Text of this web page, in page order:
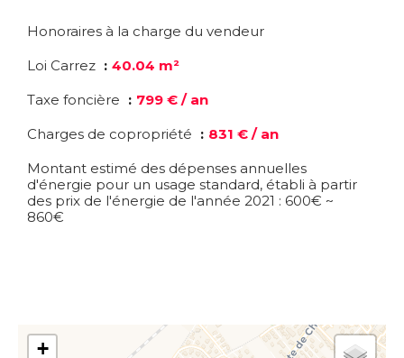
Honoraires à la charge du vendeur
Loi Carrez
40.04 m²
Taxe foncière
799 € / an
Charges de copropriété
831 € / an
Montant estimé des dépenses annuelles
d'énergie pour un usage standard, établi à partir
des prix de l'énergie de l'année 2021 : 600€ ~
860€
+